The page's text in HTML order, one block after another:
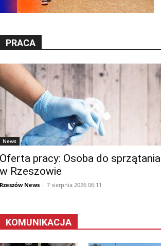
PRACA
News
Oferta pracy: Osoba do sprzątania
w Rzeszowie
Rzeszów News - 7 sierpnia 2026 06:11
KOMUNIKACJA